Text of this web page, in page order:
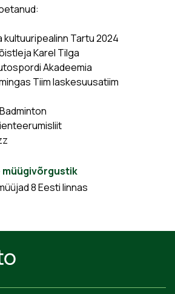
kultuuripealinn Tartu 2024
Karel Tilga
Akadeemia
Tiim laskesuusatiim
müügivõrgustik
8 Eesti linnas